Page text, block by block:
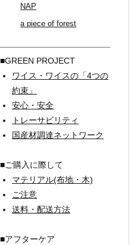
NAP
a piece of forest
■GREEN PROJECT
ワイス・ワイスの「4つの
約束」
安心・安全
トレーサビリティ
国産材調達ネットワーク
■ご購入に際して
マテリアル(布地・木)
ご注意
送料・配送方法
■アフターケア